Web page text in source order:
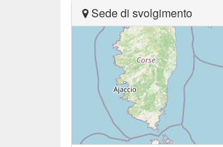
Sede di svolgimento